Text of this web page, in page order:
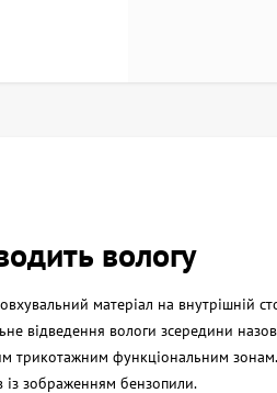
вологу
матеріал на внутрішній
відведення вологи зсередини
трикотажним функціональним зонам.
із зображенням бензопили.